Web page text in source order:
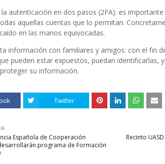
autenticación en dos pasos (2FA): es
aquellas cuentas que lo permitan.
en las manos equivocadas.
información con familiares y amigos: con el fin
pueden estar expuestos, puedan identificarlas,
su información.
Twitter
Recinto
Española de Cooperación
programa de Formación